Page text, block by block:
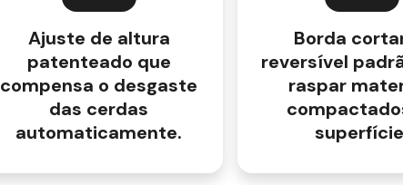
Ajuste de altura
patenteado que
compensa o desgaste
das cerdas
automaticamente.
Borda
reversível
raspar